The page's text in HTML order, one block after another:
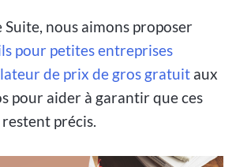
Suite, nous aimons proposer
pour petites entreprises
de prix de gros gratuit aux
pour aider à garantir que ces
précis.